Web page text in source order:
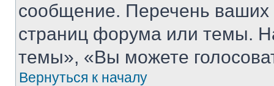
сообщение. Перечень ваших
страниц форума или темы.
темы», «Вы можете
Вернуться к началу